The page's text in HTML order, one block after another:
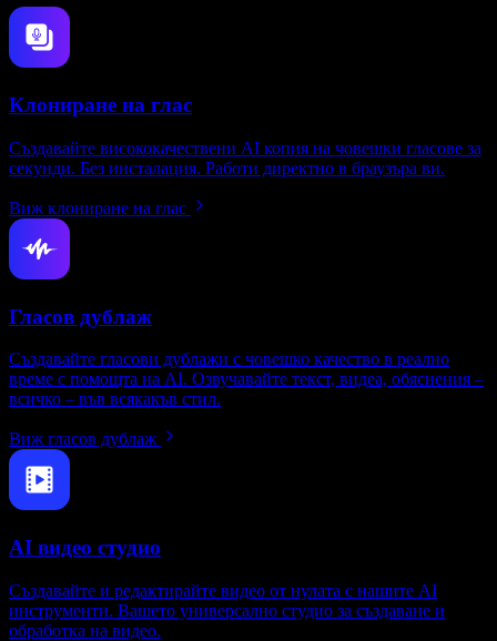
Клониране на глас
Създавайте висококачествени AI копия на човешки гласове за
секунди. Без инсталация. Работи директно в браузъра ви.
Виж клониране на глас
Гласов дублаж
Създавайте гласови дублажи с човешко качество в реално
време с помощта на AI. Озвучавайте текст, видеа, обяснения –
всичко – във всякакъв стил.
Виж гласов дублаж
AI видео студио
Създавайте и редактирайте видео от нулата с нашите AI
инструменти. Вашето универсално студио за създаване и
обработка на видео.